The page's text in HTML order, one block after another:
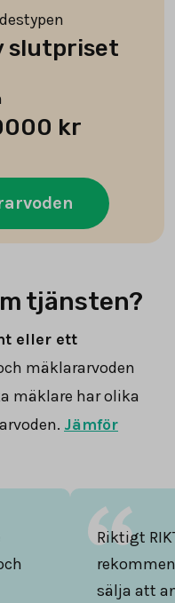
slutpriset
kr
tjänsten?
eller ett
mäklararvoden
mäklare har olika
Jämför
Riktigt
sälja att